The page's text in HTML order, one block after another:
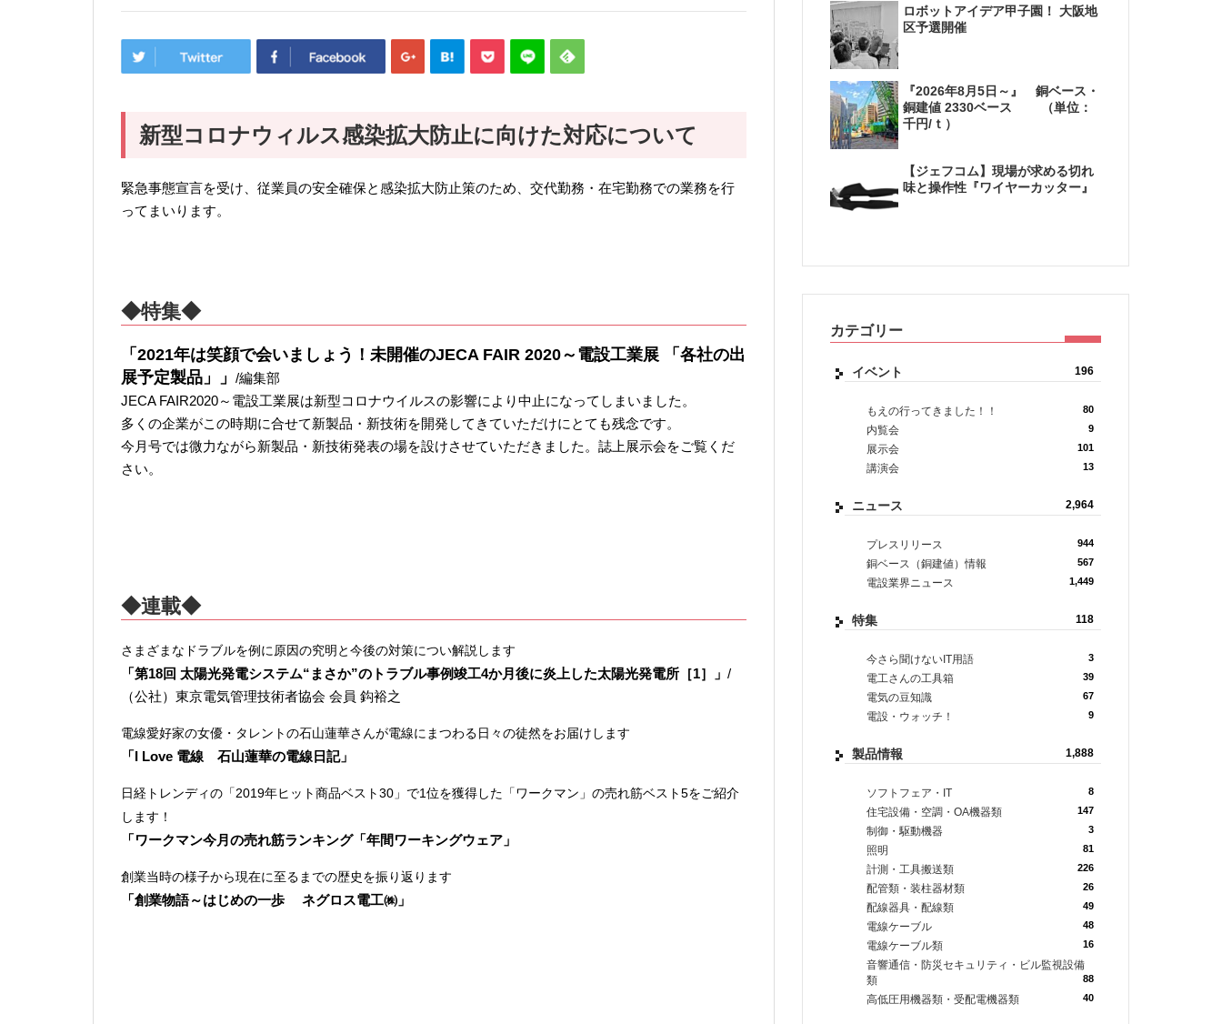
新型コロナウィルス感染拡大防止に向けた対応について
緊急事態宣言を受け、従業員の安全確保と感染拡大防止策のため、交代勤務・在宅勤務での業務を行
ってまいります。
◆特集◆
「2021年は笑顔で会いましょう！未開催のJECA FAIR 2020～電設工業展 「各社の出
展予定製品」」 /編集部
JECA FAIR2020～電設工業展は新型コロナウイルスの影響により中止になってしまいました。
多くの企業がこの時期に合せて新製品・新技術を開発してきていただけにとても残念です。
今月号では微力ながら新製品・新技術発表の場を設けさせていただきました。誌上展示会をご覧くだ
さい。
◆連載◆
さまざまなドラブルを例に原因の究明と今後の対策につい解説します
「第18回 太陽光発電システム“まさか”のトラブル事例竣工4か月後に炎上した太陽光発電所［1］」 /
（公社）東京電気管理技術者協会 会員 鈎裕之
電線愛好家の女優・タレントの石山蓮華さんが電線にまつわる日々の徒然をお届けします
「I Love 電線 石山蓮華の電線日記」
日経トレンディの「2019年ヒット商品ベスト30」で1位を獲得した「ワークマン」の売れ筋ベスト5をご紹介
します！
「ワークマン今月の売れ筋ランキング「年間ワーキングウェア」
創業当時の様子から現在に至るまでの歴史を振り返ります
「創業物語～はじめの一歩 ネグロス電工㈱」
ロボットアイデア甲子園！ 大阪地
区予選開催
『2026年8月5日～』 銅ベース・
銅建値 2330ベース （単位：
千円/ｔ）
【ジェフコム】現場が求める切れ
味と操作性『ワイヤーカッター』
カテゴリー
イベント 196
もえの行ってきました！！ 80
内覧会 9
展示会 101
講演会 13
ニュース 2,964
プレスリリース 944
銅ベース（銅建値）情報 567
電設業界ニュース 1,449
特集 118
今さら聞けないIT用語 3
電工さんの工具箱 39
電気の豆知識 67
電設・ウォッチ！ 9
製品情報 1,888
ソフトフェア・IT 8
住宅設備・空調・OA機器類 147
制御・駆動機器 3
照明 81
計測・工具搬送類 226
配管類・装柱器材類 26
配線器具・配線類 49
電線ケーブル 48
電線ケーブル類 16
音響通信・防災セキュリティ・ビル監視設備
類
88
高低圧用機器類・受配電機器類 40